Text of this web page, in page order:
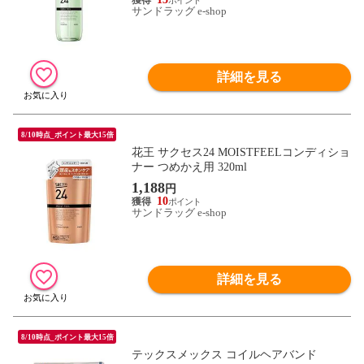
サンドラッグ e-shop
詳細を見る
8/10時点_ポイント最大15倍
花王 サクセス24 MOISTFEELコンディショ
ナー つめかえ用 320ml
1,188円
10
サンドラッグ e-shop
詳細を見る
8/10時点_ポイント最大15倍
テックスメックス コイルヘアバンド